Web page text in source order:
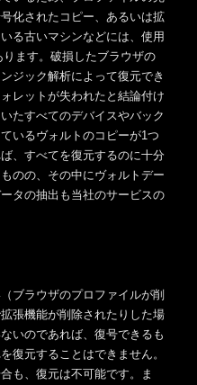
化されたコピー、あるいは拡
る古いマシンなどには、使用
ます。破損したブラウザの
ジック解析によって復元でき
レットが失われたと結論付け
たすべてのデバイスやバック
いるヴォルトのコピーが1つ
、すべてを復元するのに十分
のの、その中にヴォルトデー
タの抽出も当社のサービスの
ブラウザのプロファイルが削
張機能が削除されたりした場
いのであれば、復号できるも
復元することはできません。
も、復元は不可能です。ま